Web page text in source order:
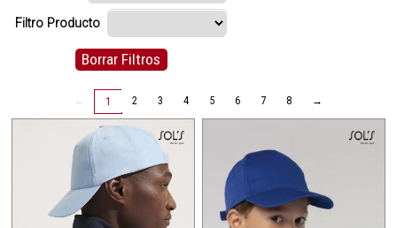
Filtro Producto
Borrar Filtros
← 1 2 3 4 5 6 7 8 →